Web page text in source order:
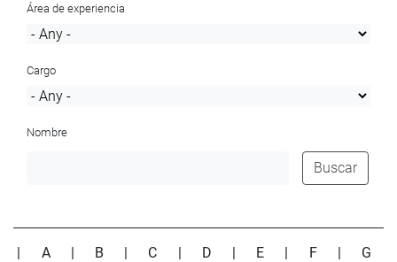
Área de experiencia
Cargo
Nombre
Buscar
| A | B | C | D | E | F | G